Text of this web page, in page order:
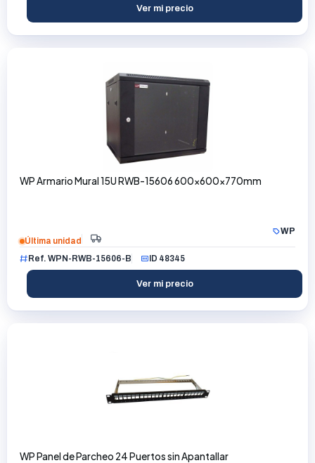
Ver mi precio
WP Armario Mural 15U RWB-15606 600x600x770mm
WP
Última unidad
Ref. WPN-RWB-15606-B
ID 48345
Ver mi precio
WP Panel de Parcheo 24 Puertos sin Apantallar